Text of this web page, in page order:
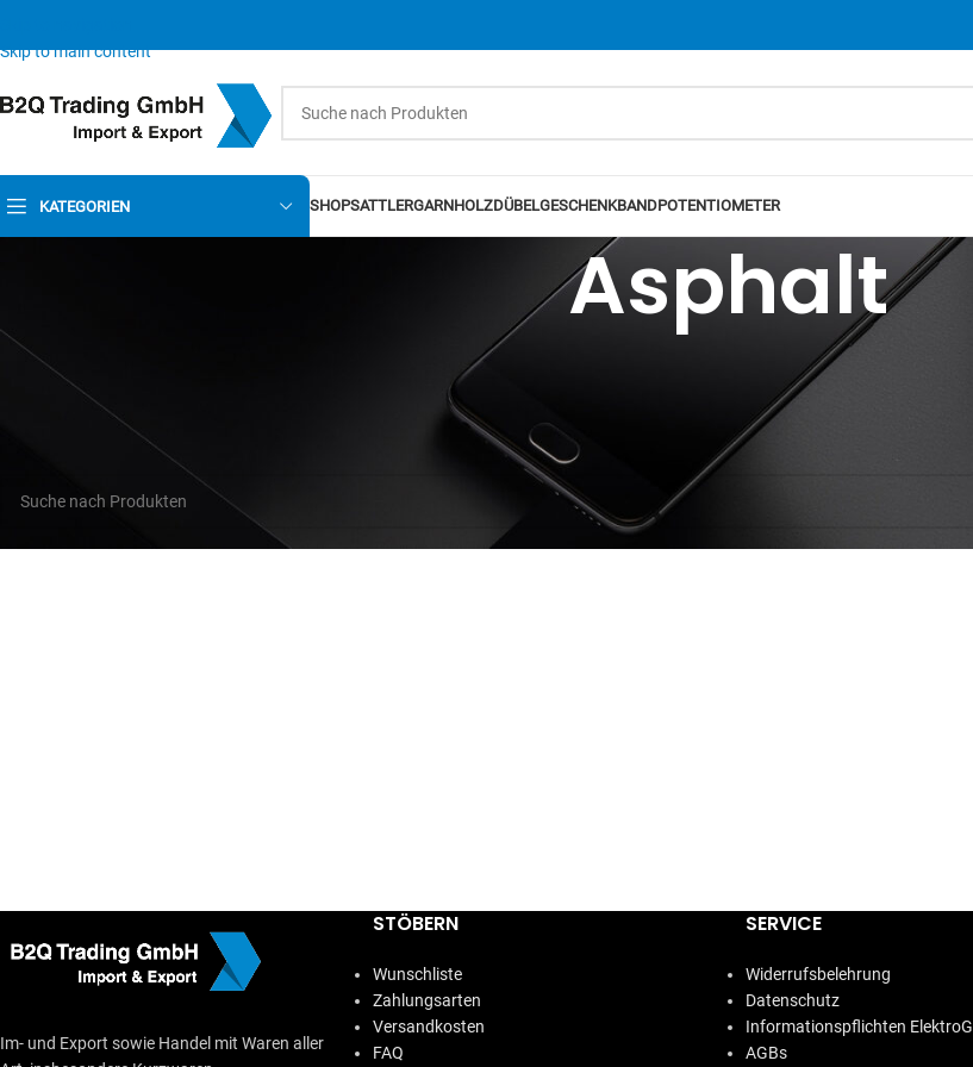
Skip to main content
KATEGORIEN SHOPSATTLERGARNHOLZDÜBELGESCHENKBANDPOTENTIOMETER
Asphalt
Es wurden keine Produkte gefunden, die Ihrer Auswahl entsprechen.
Im- und Export sowie Handel mit Waren aller
STÖBERN
Wunschliste
Zahlungsarten
Versandkosten
FAQ
SERVICE
Widerrufsbelehrung
Datenschutz
Informationspflichten ElektroG
AGBs